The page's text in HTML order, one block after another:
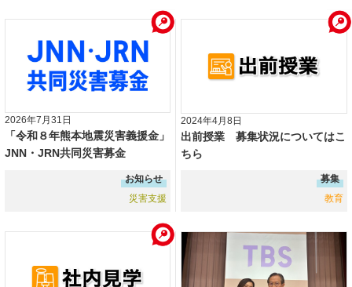
2026年7月31日
「令和８年熊本地震災害義援金」
JNN・JRN共同災害募金
お知らせ
災害支援
2024年4月8日
出前授業 募集状況についてはこ
ちら
募集
教育